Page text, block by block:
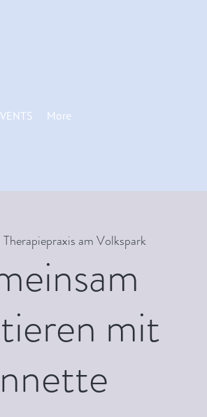
More
Therapiepraxis am Volkspark
mit